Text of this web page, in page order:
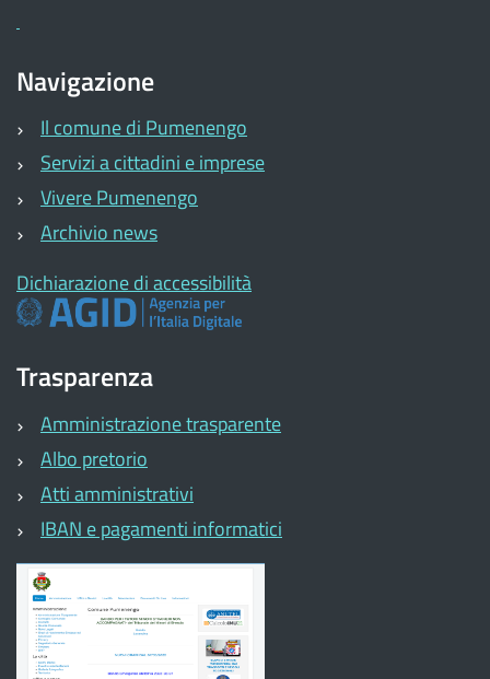
Navigazione
Il comune di Pumenengo
Servizi a cittadini e imprese
Vivere Pumenengo
Archivio news
Dichiarazione di accessibilità
Trasparenza
Amministrazione trasparente
Albo pretorio
Atti amministrativi
IBAN e pagamenti informatici